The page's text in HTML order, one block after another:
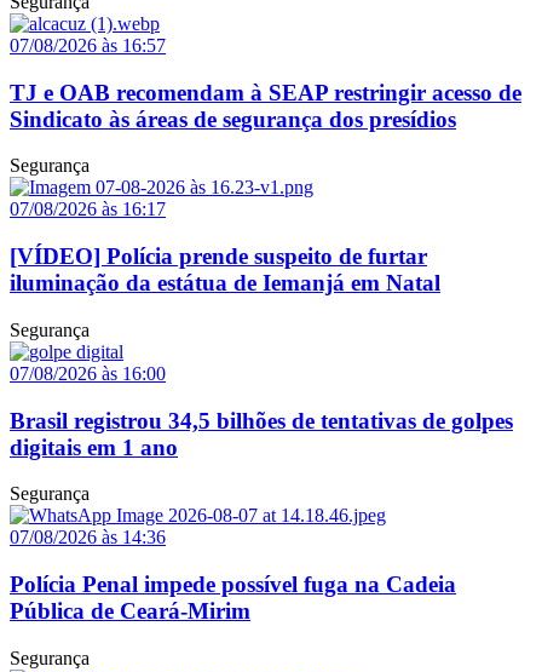
07/08/2026 às 16:57
TJ e OAB recomendam à SEAP restringir acesso de
Sindicato às áreas de segurança dos presídios
Segurança
07/08/2026 às 16:17
[VÍDEO] Polícia prende suspeito de furtar
iluminação da estátua de Iemanjá em Natal
Segurança
07/08/2026 às 16:00
Brasil registrou 34,5 bilhões de tentativas de golpes
digitais em 1 ano
Segurança
07/08/2026 às 14:36
Polícia Penal impede possível fuga na Cadeia
Pública de Ceará-Mirim
Segurança